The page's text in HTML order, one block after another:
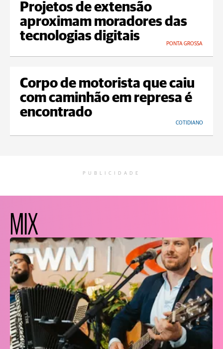
Projetos de extensão
aproximam moradores das
tecnologias digitais
PONTA GROSSA
Corpo de motorista que caiu
com caminhão em represa é
encontrado
COTIDIANO
PUBLICIDADE
MIX